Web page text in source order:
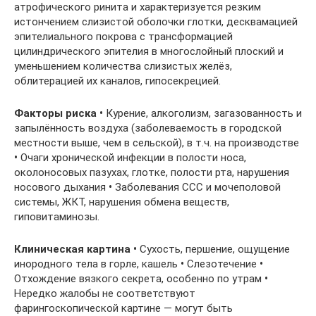
атрофического ринита и характеризуется резким
истончением слизистой оболочки глотки, десквамацией
эпителиального покрова с трансформацией
цилиндрического эпителия в многослойный плоский и
уменьшением количества слизистых желёз,
облитерацией их каналов, гипосекрецией.
Факторы риска • Курение, алкоголизм, загазованность и
запылённость воздуха (заболеваемость в городской
местности выше, чем в сельской), в т.ч. на производстве
• Очаги хронической инфекции в полости носа,
околоносовых пазухах, глотке, полости рта, нарушения
носового дыхания • Заболевания ССС и мочеполовой
системы, ЖКТ, нарушения обмена веществ,
гиповитаминозы.
Клиническая картина • Сухость, першение, ощущение
инородного тела в горле, кашель • Слезотечение •
Отхождение вязкого секрета, особенно по утрам •
Нередко жалобы не соответствуют
фарингоскопической картине — могут быть